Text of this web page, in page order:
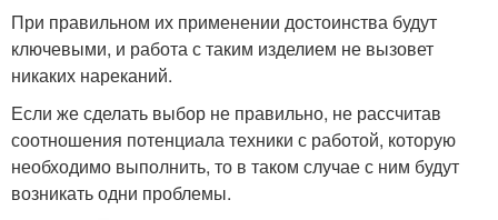
При правильном их применении достоинства будут
ключевыми, и работа с таким изделием не вызовет
никаких нареканий.
Если же сделать выбор не правильно, не рассчитав
соотношения потенциала техники с работой, которую
необходимо выполнить, то в таком случае с ним будут
возникать одни проблемы.